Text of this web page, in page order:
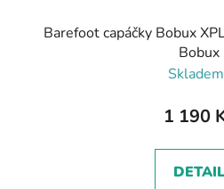
Barefoot capáčky Bobux
Bobux
1 190
DETAIL